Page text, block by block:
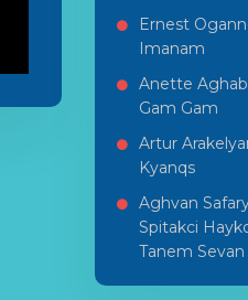
Ernest
Imanam
Anette
Gam Gam
Artur
Kyanqs
Aghvan
Spitakci
Tanem Sevan